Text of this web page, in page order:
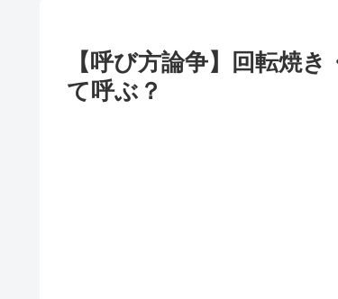
【呼び方論争】回転焼
て呼ぶ？